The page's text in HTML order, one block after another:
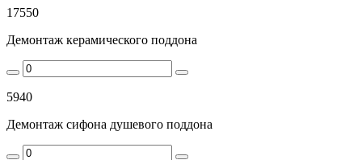
17550
Демонтаж керамического поддона
5940
Демонтаж сифона душевого поддона